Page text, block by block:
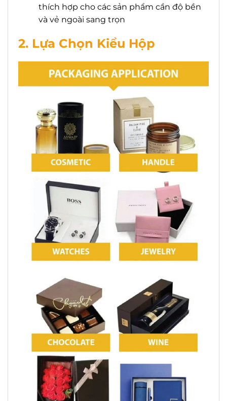
thích hợp cho các sản phẩm cần độ bền
và vẻ ngoài sang trọn
2. Lựa Chọn Kiểu Hộp